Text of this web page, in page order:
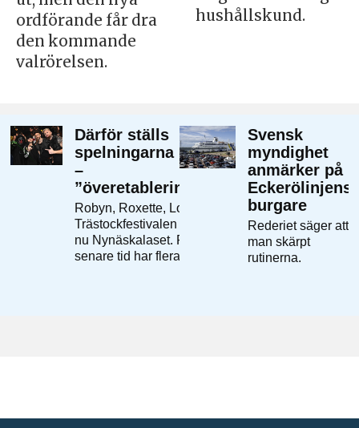
ordförande får dra
den kommande
valrörelsen.
hushållskund.